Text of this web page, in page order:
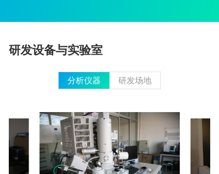
研发设备与实验室
分析仪器 研发场地